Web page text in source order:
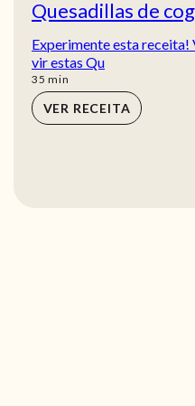
Quesadillas de
Experimente esta receita!
vir estas Qu
35 min
min
VER RECEITA